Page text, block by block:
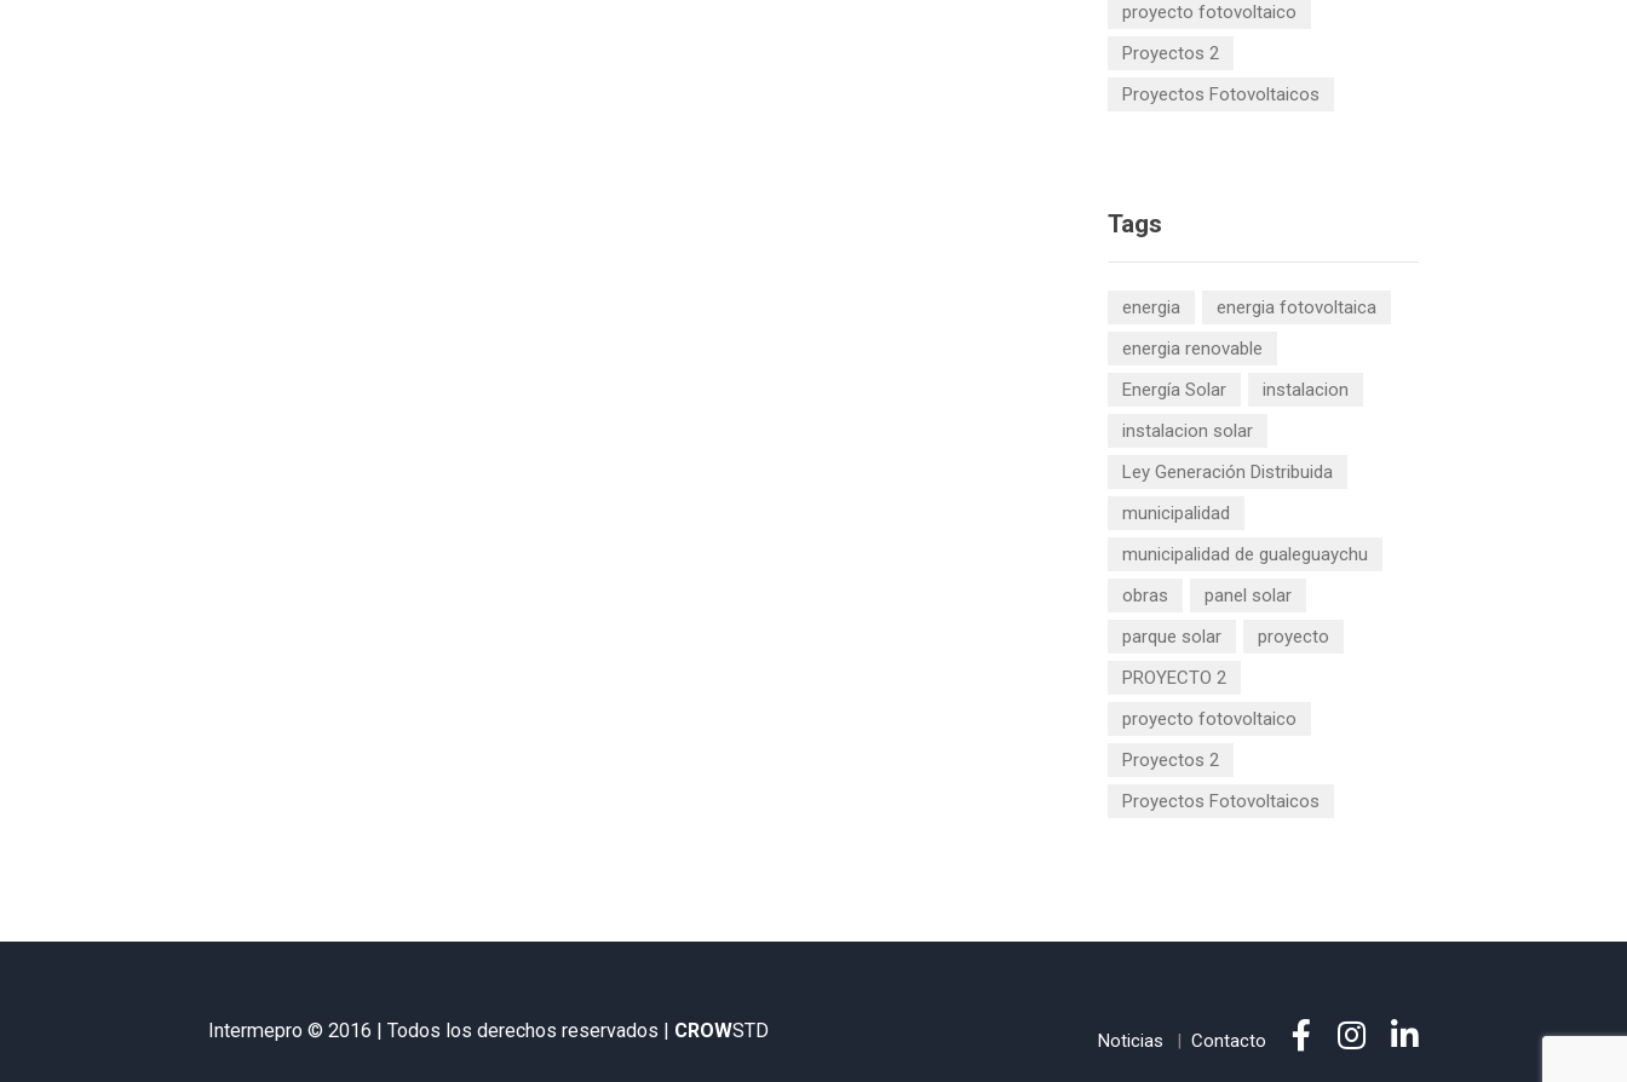
proyecto fotovoltaico
Proyectos 2
Proyectos Fotovoltaicos
Tags
energia
energia fotovoltaica
energia renovable
Energía Solar
instalacion
instalacion solar
Ley Generación Distribuida
municipalidad
municipalidad de gualeguaychu
obras
panel solar
parque solar
proyecto
PROYECTO 2
proyecto fotovoltaico
Proyectos 2
Proyectos Fotovoltaicos
Noticias Contacto
Intermepro © 2016 | Todos los derechos reservados | CROWSTD